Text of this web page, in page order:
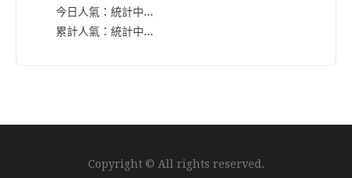
今日人氣： 統計中...
累計人氣： 統計中...
Copyright © All rights reserved.